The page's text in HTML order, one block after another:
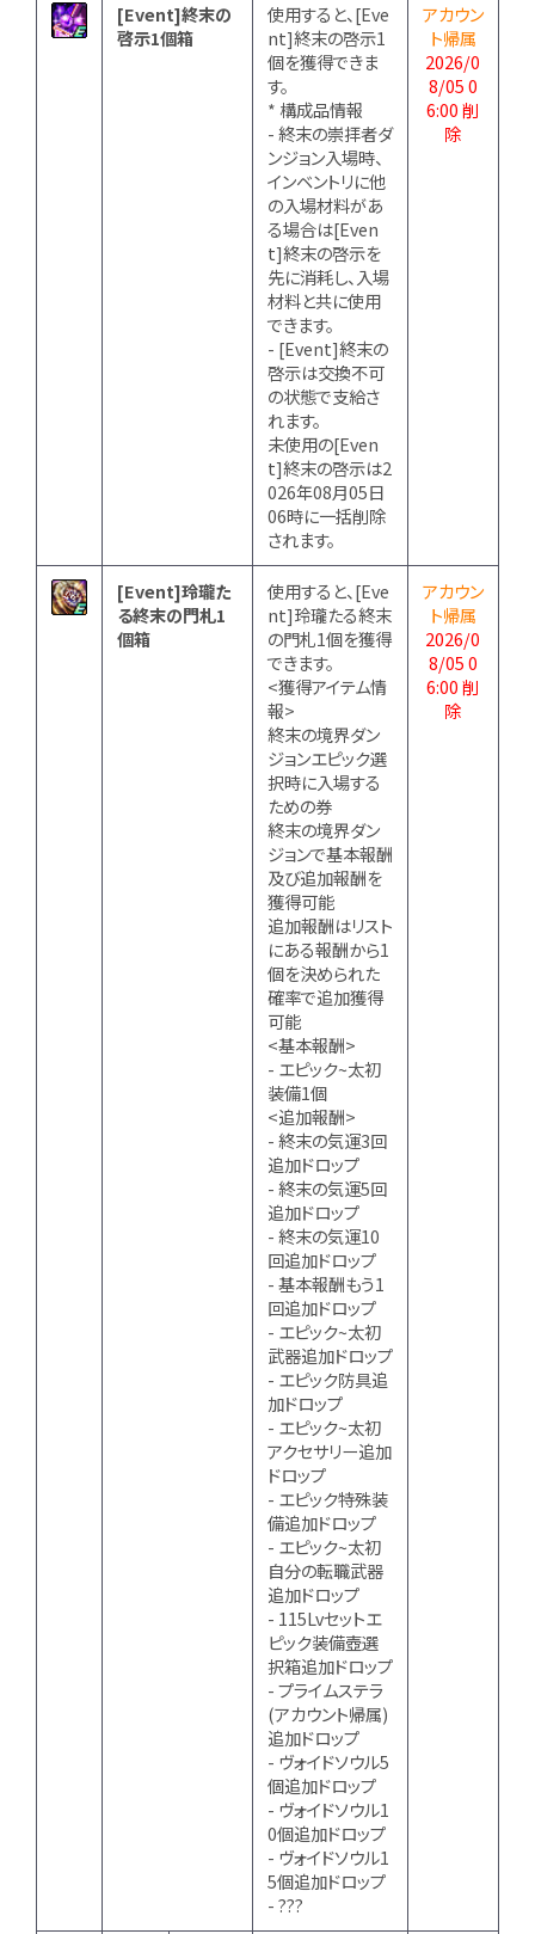
[Event]終末の
啓示1個箱
使用すると、[Eve
nt]終末の啓示1
個を獲得できま
す。
* 構成品情報
- 終末の崇拝者ダ
ンジョン入場時、
インベントリに他
の入場材料があ
る場合は[Even
t]終末の啓示を
先に消耗し、入場
材料と共に使用
できます。
- [Event]終末の
啓示は交換不可
の状態で支給さ
れます。
未使用の[Even
t]終末の啓示は2
026年08月05日
06時に一括削除
されます。
アカウン
ト帰属
2026/0
8/05 0
6:00 削
除
[Event]玲瓏た
る終末の門札1
個箱
使用すると、[Eve
nt]玲瓏たる終末
の門札1個を獲得
できます。
<獲得アイテム情
報>
終末の境界ダン
ジョンエピック選
択時に入場する
ための券
終末の境界ダン
ジョンで基本報酬
及び追加報酬を
獲得可能
追加報酬はリスト
にある報酬から1
個を決められた
確率で追加獲得
可能
<基本報酬>
- エピック~太初
装備1個
<追加報酬>
- 終末の気運3回
追加ドロップ
- 終末の気運5回
追加ドロップ
- 終末の気運10
回追加ドロップ
- 基本報酬もう1
回追加ドロップ
- エピック~太初
武器追加ドロップ
- エピック防具追
加ドロップ
- エピック~太初
アクセサリー追加
ドロップ
- エピック特殊装
備追加ドロップ
- エピック~太初
自分の転職武器
追加ドロップ
- 115Lvセットエ
ピック装備壺選
択箱追加ドロップ
- プライムステラ
(アカウント帰属)
追加ドロップ
- ヴォイドソウル5
個追加ドロップ
- ヴォイドソウル1
0個追加ドロップ
- ヴォイドソウル1
5個追加ドロップ
- ???
アカウン
ト帰属
2026/0
8/05 0
6:00 削
除